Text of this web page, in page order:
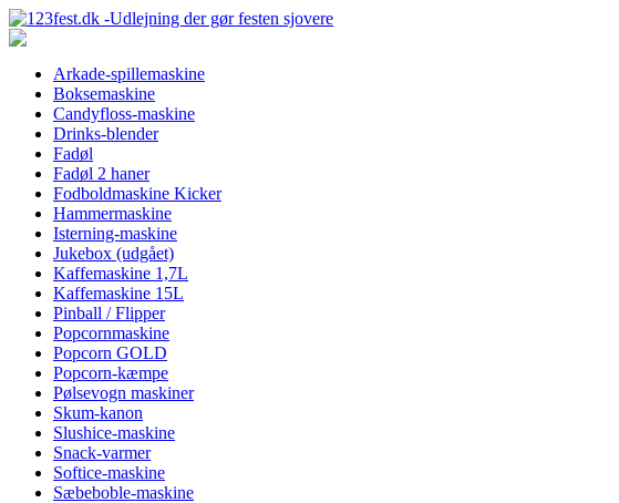
Arkade-spillemaskine
Boksemaskine
Candyfloss-maskine
Drinks-blender
Fadøl
Fadøl 2 haner
Fodboldmaskine Kicker
Hammermaskine
Isterning-maskine
Jukebox (udgået)
Kaffemaskine 1,7L
Kaffemaskine 15L
Pinball / Flipper
Popcornmaskine
Popcorn GOLD
Popcorn-kæmpe
Pølsevogn maskiner
Skum-kanon
Slushice-maskine
Snack-varmer
Softice-maskine
Sæbeboble-maskine